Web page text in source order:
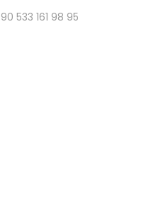
533 161 98 95